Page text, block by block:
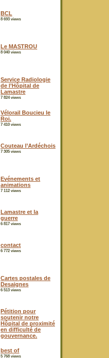
BCL
8 693 views
Le MASTROU
8 040 views
Service Radiologie
de l’Hôpital de
Lamastre
7 824 views
Vélorail Boucieu le
Roi.
7 410 views
Couteau l’Ardéchois
7 305 views
Evénements et
animations
7 112 views
Lamastre et la
guerre
6 817 views
contact
6 772 views
Cartes postales de
Desaignes
6 513 views
Pétition pour
soutenir notre
Hôpital de proximité
en difficulté de
gouvernance.
best of
5 768 views